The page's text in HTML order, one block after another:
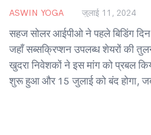
ASWIN YOGA जुलाई 11, 2024
सहज सोलर आईपीओ ने पहले बिडिंग दिन
जहाँ सब्सक्रिप्शन उपलब्ध शेयरों की
खुदरा निवेशकों ने इस मांग को प्रबल
शुरू हुआ और 15 जुलाई को बंद होगा,